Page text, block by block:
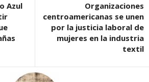
Azul
Organizaciones
centroamericanas se unen
por la justicia laboral de
mujeres en la industria
textil